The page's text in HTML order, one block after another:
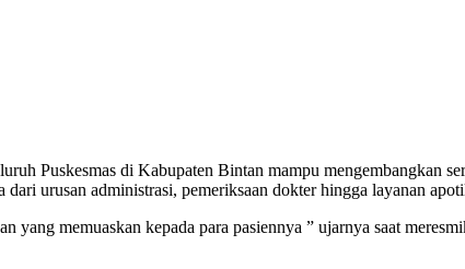
Puskesmas di Kabupaten Bintan mampu mengembangkan
urusan administrasi, pemeriksaan dokter hingga layanan
memuaskan kepada para pasiennya ” ujarnya saat